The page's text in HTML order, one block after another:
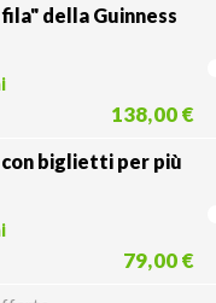
della Guinness
138,00 €
con biglietti per più
79,00 €